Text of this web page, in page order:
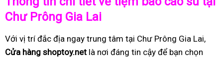
Chư Prông Gia Lai
Với vị trí đắc địa ngay trung tâm tại Chư Prông Gia Lai,
Cửa hàng shoptoy.net là nơi đáng tin cậy để bạn chọn